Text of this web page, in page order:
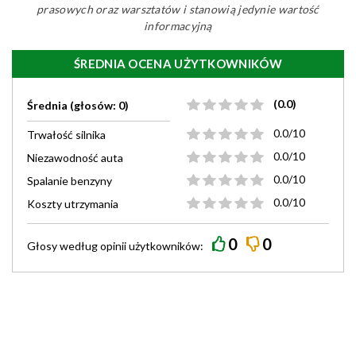
prasowych oraz warsztatów i stanowią jedynie wartość
informacyjną
ŚREDNIA OCENA UŻYTKOWNIKÓW
Średnia (głosów: 0) (0.0)
Trwałość silnika
0.0/10
Niezawodność auta
0.0/10
Spalanie benzyny
0.0/10
Koszty utrzymania
0.0/10
Głosy wedługopiniiużytkowników: 0 0